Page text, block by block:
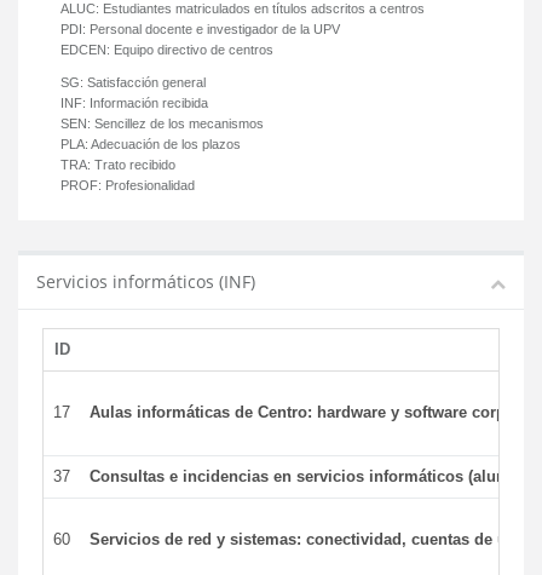
ALUC: Estudiantes matriculados en títulos adscritos a centros
PDI: Personal docente e investigador de la UPV
EDCEN: Equipo directivo de centros
SG: Satisfacción general
INF: Información recibida
SEN: Sencillez de los mecanismos
PLA: Adecuación de los plazos
TRA: Trato recibido
PROF: Profesionalidad
Servicios informáticos (INF)
ID
17 Aulas informáticas de Centro: hardware y software
37 Consultas e incidencias en servicios informáticos (alumnos)
60 Servicios de red y sistemas: conectividad, cuentas de